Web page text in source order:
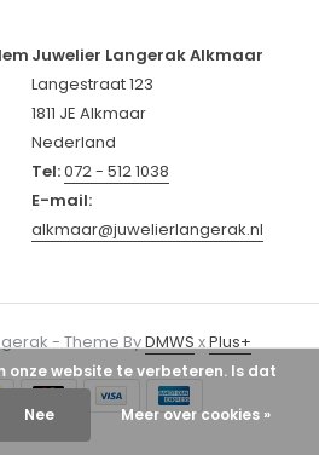
Juwelier Langerak Alkmaar
Langestraat 123
1811 JE Alkmaar
Nederland
Tel:072 - 512 1038
E-mail:
alkmaar@juwelierlangerak.nl
- Theme ByDMWSxPlus+
onze website te verbeteren. Is dat
Nee Meer over cookies »